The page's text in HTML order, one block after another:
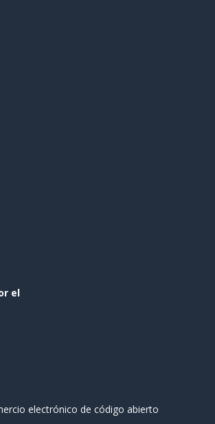
el
electrónico de código abierto